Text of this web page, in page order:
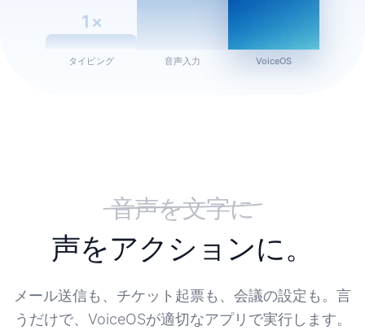
1×
タイピング 音声入力 VoiceOS
音声を文字に
声をアクションに。
声をアク シ ョ ンに。
メール送信も、チケット起票も、会議の設定も。言
うだけで、VoiceOSが適切なアプリで実行します。
メールを送って